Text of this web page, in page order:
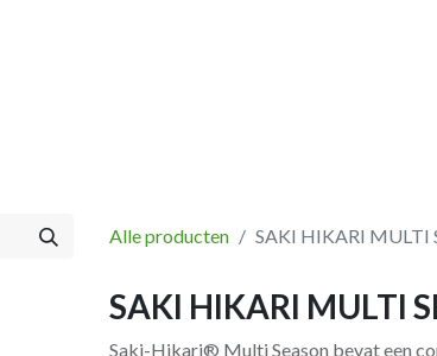
Alle producten SAKI HIKARI MULTI
SAKI HIKARI MULTI
Saki-Hikari® Multi Season bevat een